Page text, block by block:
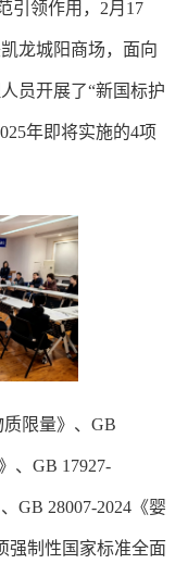
引领作用 ， 2月17
龙城阳商场， 面向
员开展了“新国标护
年即将实施的4项
质限量》、GB
、GB 17927-
GB 28007-2024《婴
强制性国家标准全面